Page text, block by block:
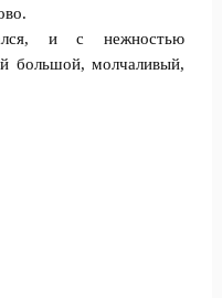
и с нежностью
большой, молчаливый,